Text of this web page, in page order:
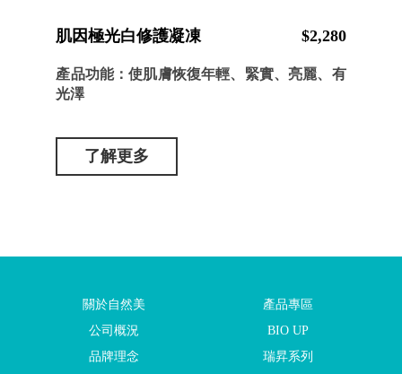
肌因極光白修護凝凍 $2,280
產品功能：使肌膚恢復年輕、緊實、亮麗、有
光澤
了解更多
關於自然美
公司概況
品牌理念
產品專區
BIO UP
瑞昇系列